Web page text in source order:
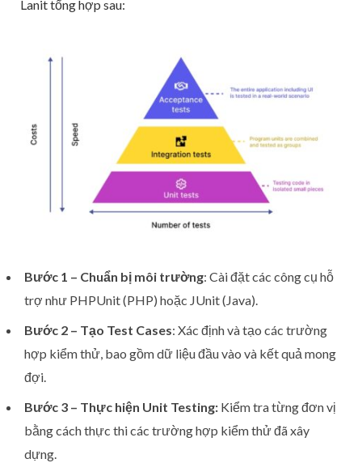
Lanit tổng hợp sau:
Bước 1 – Chuẩn bị môi trường: Cài đặt các công cụ hỗ
trợ như PHPUnit (PHP) hoặc JUnit (Java).
Bước 2 – Tạo Test Cases: Xác định và tạo các trường
hợp kiểm thử, bao gồm dữ liệu đầu vào và kết quả mong
đợi.
Bước 3 – Thực hiện Unit Testing: Kiểm tra từng đơn vị
bằng cách thực thi các trường hợp kiểm thử đã xây
dựng.